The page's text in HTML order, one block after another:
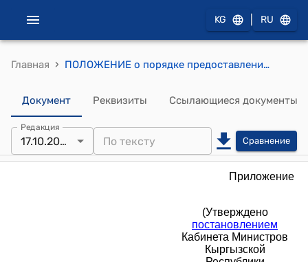
KG RU
Главная › ПОЛОЖЕНИЕ о порядке предоставления бюджетных ссуд из республиканского бюджета местным бюджетам
Документ Реквизиты Ссылающиеся документы
Редакция
17.10.2025 Сравнение